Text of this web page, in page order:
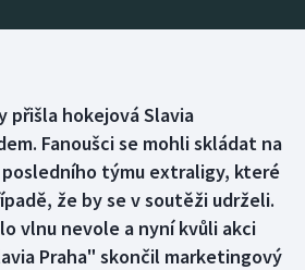
přišla hokejová Slavia
Fanoušci se mohli skládat na
týmu extraligy, které
že by se v soutěži udrželi.
vlnu nevole a nyní kvůli akci
Praha" skončil marketingový